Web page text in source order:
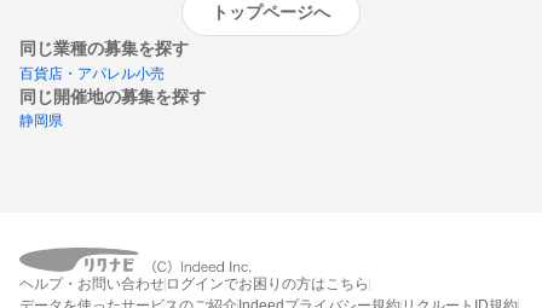
トップページへ
同じ業種の募集を探す
百貨店・アパレル小売
同じ開催地の募集を探す
静岡県
エントリーするとプログラムの詳細案内を
受け取れるようになります
ヘルプ・お問い合わせ ログインでお困りの方はこちら